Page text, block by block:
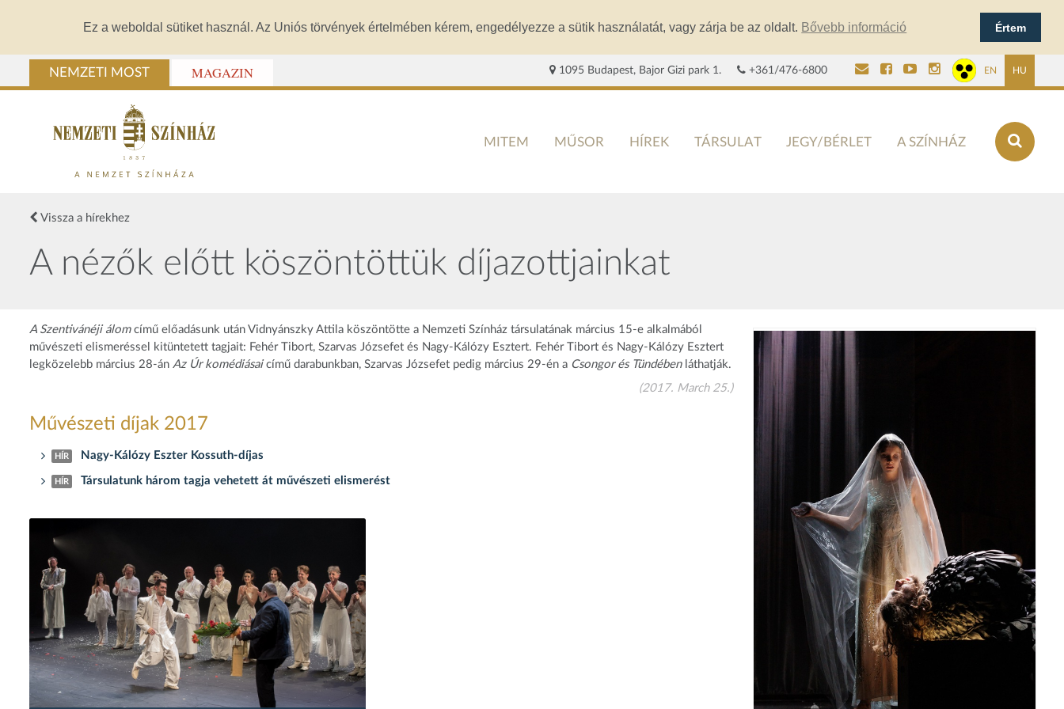
Ez a weboldal sütiket használ. Az Uniós törvények értelmében kérem, engedélyezze a sütik használatát, vagy zárja be az oldalt. Bővebb információ Értem
NEMZETI MOST MAGAZIN 1095 Budapest, Bajor Gizi park 1. +361/476-6800 EN HU
MITEM MŰSOR HÍREK TÁRSULAT JEGY/BÉRLET A SZÍNHÁZ
Vissza a hírekhez
A nézők előtt köszöntöttük díjazottjainkat
A Szentivánéji álomcímű előadásunk után Vidnyánszky Attila köszöntötte a Nemzeti Színház társulatának március 15-e alkalmából
művészeti elismeréssel kitüntetett tagjait: Fehér Tibort, Szarvas Józsefet és Nagy-Kálózy Esztert. Fehér Tibort és Nagy-Kálózy Esztert
legközelebb március 28-án Az Úr komédiásaicímű darabunkban, Szarvas Józsefet pedig március 29-én a Csongor és Tündébenláthatják.
(2017. March 25.)
Művészeti díjak 2017
HÍR Nagy-Kálózy Eszter Kossuth-díjas
HÍR Társulatunk három tagja vehetett át művészeti elismerést